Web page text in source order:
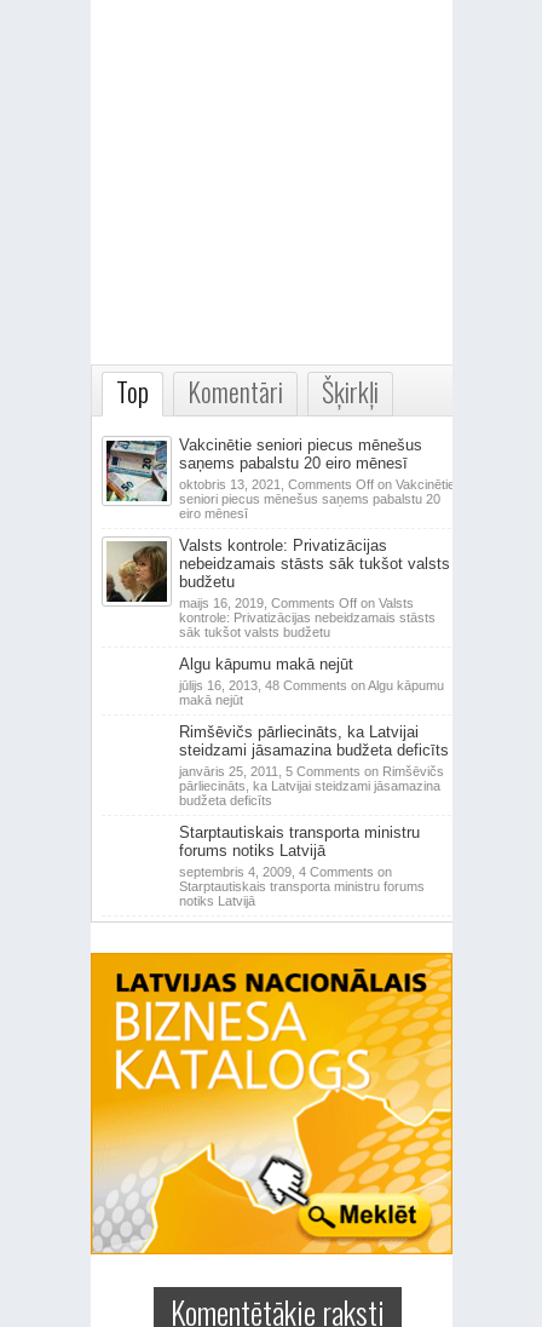
Top Komentāri Šķirkļi
Vakcinētie seniori piecus mēnešus
saņems pabalstu 20 eiro mēnesī
oktobris 13, 2021, Comments Offon Vakcinētie
seniori piecus mēnešus saņems pabalstu 20
eiro mēnesī
Valsts kontrole: Privatizācijas
nebeidzamais stāsts sāk tukšot valsts
budžetu
maijs 16, 2019, Comments Offon Valsts
kontrole: Privatizācijas nebeidzamais stāsts
sāk tukšot valsts budžetu
Algu kāpumu makā nejūt
jūlijs 16, 2013, 48 Comments on Algu kāpumu
makā nejūt
Rimšēvičs pārliecināts, ka Latvijai
steidzami jāsamazina budžeta deficīts
janvāris 25, 2011, 5 Comments on Rimšēvičs
pārliecināts, ka Latvijai steidzami jāsamazina
budžeta deficīts
Starptautiskais transporta ministru
forums notiks Latvijā
septembris 4, 2009, 4 Comments on
Starptautiskais transporta ministru forums
notiks Latvijā
Komentētākie raksti